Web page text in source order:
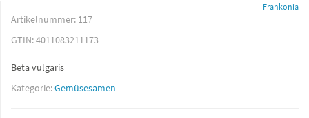
Frankonia
Artikelnummer: 117
GTIN:4011083211173
Beta vulgaris
Kategorie:Gemüsesamen